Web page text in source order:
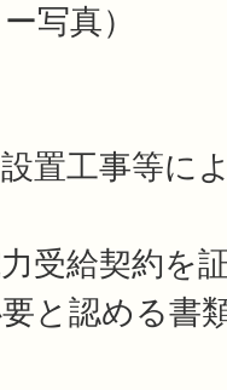
写真）
置工事等に
受給契約を
と認める書